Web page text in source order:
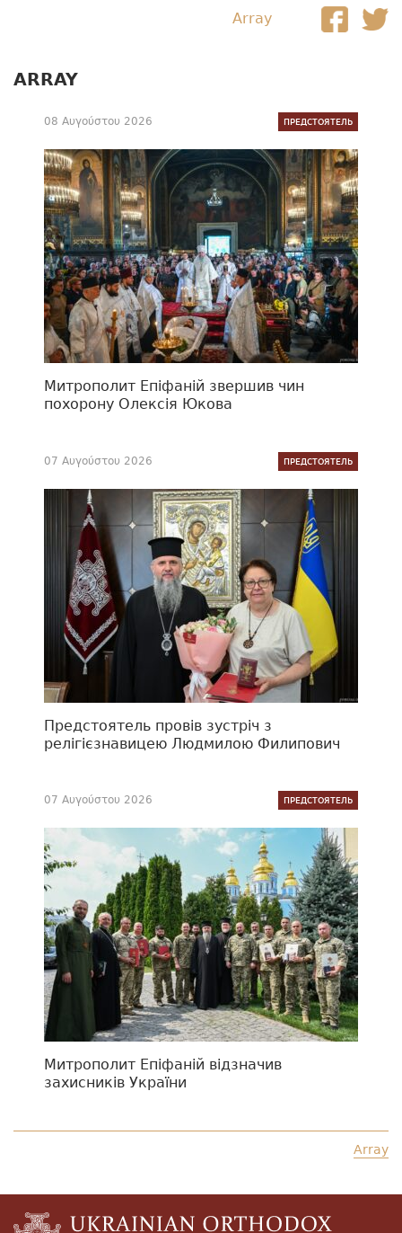
Array
ARRAY
08 Αυγούστου 2026 ПРЕДСТОЯТЕЛЬ
Митрополит Епіфаній звершив чин
похорону Олексія Юкова
07 Αυγούστου 2026 ПРЕДСТОЯТЕЛЬ
Предстоятель провів зустріч з
релігієзнавицею Людмилою Филипович
07 Αυγούστου 2026 ПРЕДСТОЯТЕЛЬ
Митрополит Епіфаній відзначив
захисників України
Array